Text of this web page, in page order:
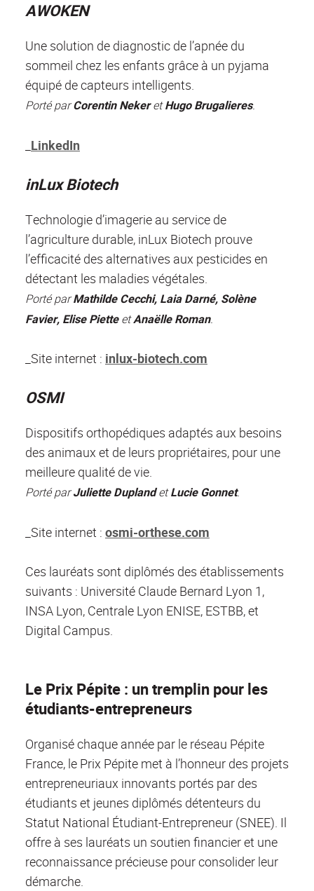
AWOKEN
Une solution de diagnostic de l’apnée du
sommeil chez les enfants grâce à un pyjama
équipé de capteurs intelligents.
Porté parCorentin NekeretHugo Brugalieres.
LinkedIn
inLux Biotech
Technologie d’imagerie au service de
l’agriculture durable, inLux Biotech prouve
l’efficacité des alternatives aux pesticides en
détectant les maladies végétales.
Porté parMathilde Cecchi, Laia Darné, Solène
Favier, Elise PietteetAnaëlle Roman.
_Site internet : inlux-biotech.com
OSMI
Dispositifs orthopédiques adaptés aux besoins
des animaux et de leurs propriétaires, pour une
meilleure qualité de vie.
Porté parJuliette DuplandetLucie Gonnet.
_Site internet : osmi-orthese.com
Ces lauréats sont diplômés des établissements
suivants : Université Claude Bernard Lyon 1,
INSA Lyon, Centrale Lyon ENISE, ESTBB, et
Digital Campus.
Le Prix Pépite : un tremplin pour les
étudiants-entrepreneurs
Organisé chaque année par le réseau Pépite
France, le Prix Pépite met à l’honneur des projets
entrepreneuriaux innovants portés par des
étudiants et jeunes diplômés détenteurs du
Statut National Étudiant-Entrepreneur (SNEE). Il
offre à ses lauréats un soutien financier et une
reconnaissance précieuse pour consolider leur
démarche.